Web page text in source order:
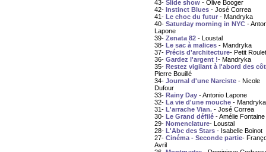
43- Slide show - Olive Booger
42- Instinct Blues - José Correa
41- Le choc du futur - Mandryka
40- Saturday morning in NYC -
Lapone
39- Zenata 82 - Loustal
38- Le sac à malices - Mandryka
37- Précis d'architecture- Petit Roulet
36- Gardez l'argent !- Mandryka
35- Restez vigilant à l'abord des
Pierre Bouillé
34- Journal d'une Narciste - Nicole
Dufour
33- Rainy Day - Antonio Lapone
32- La vie d'une mouche - Mandryka
31- L'arrache Vian. - José Correa
30- Le Grand défilé - Amélie Fontaine
29- Nomenclature- Loustal
28- L'Abc des Stars - Isabelle Boinot
27- Cinéma - Seconde partie-
Avril